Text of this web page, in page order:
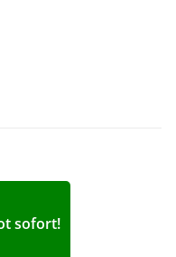
sofort!